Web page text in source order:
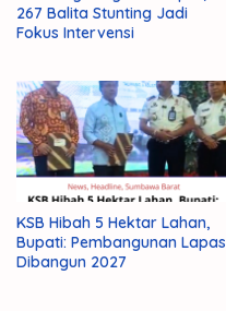
267 Balita Stunting Jadi
Fokus Intervensi
KSB Hibah 5 Hektar Lahan,
Bupati: Pembangunan Lapas
Dibangun 2027